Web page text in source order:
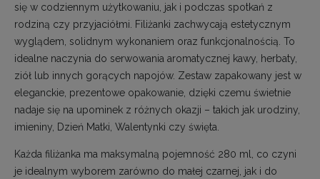
się w codziennym użytkowaniu, jak i podczas spotkań z
rodziną czy przyjaciółmi. Filiżanki zachwycają estetycznym
wyglądem, solidnym wykonaniem oraz funkcjonalnością. To
idealne naczynia do serwowania aromatycznej kawy, herbaty,
ziół lub innych gorących napojów. Zestaw zapakowany jest w
eleganckie, prezentowe opakowanie, dzięki czemu świetnie
nadaje się na upominek z różnych okazji – takich jak urodziny,
imieniny, Dzień Matki, Walentynki czy święta.
Każda filiżanka ma maksymalną pojemność 280 ml, co czyni
je idealnym wyborem zarówno do małej czarnej, jak i do